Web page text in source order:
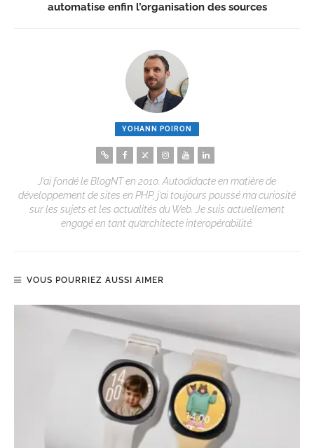
automatise enfin l’organisation des sources
YOHANN POIRON
J’ai fondé le BlogNT en 2010. Autodidacte en matière de
développement de sites en PHP, j’ai toujours poussé ma curiosité
sur les sujets et les actualités du Web. Je suis actuellement
engagé en tant qu’architecte interopérabilité.
VOUS POURRIEZ AUSSI AIMER